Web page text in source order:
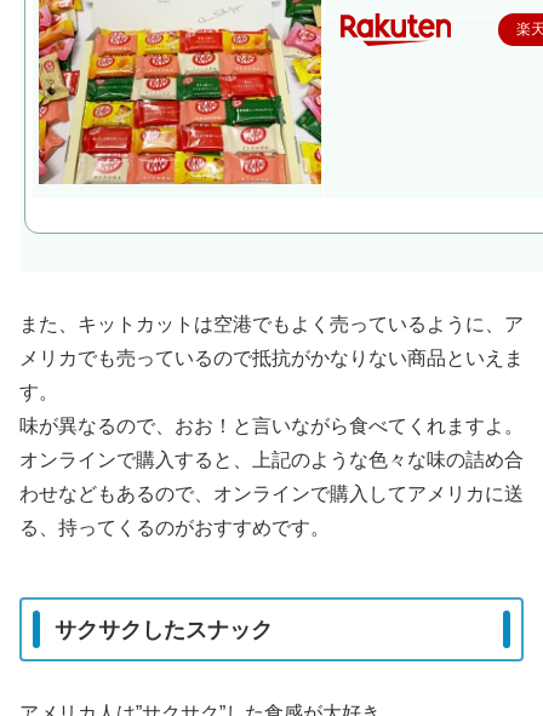
楽
また、キットカットは空港でもよく売っているように、ア
メリカでも売っているので抵抗がかなりない商品といえま
す。
味が異なるので、おお！と言いながら食べてくれますよ。
オンラインで購入すると、上記のような色々な味の詰め合
わせなどもあるので、オンラインで購入してアメリカに送
る、持ってくるのがおすすめです。
サクサクしたスナック